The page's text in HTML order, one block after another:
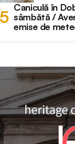
Caniculă în
sâmbătă /
emise de